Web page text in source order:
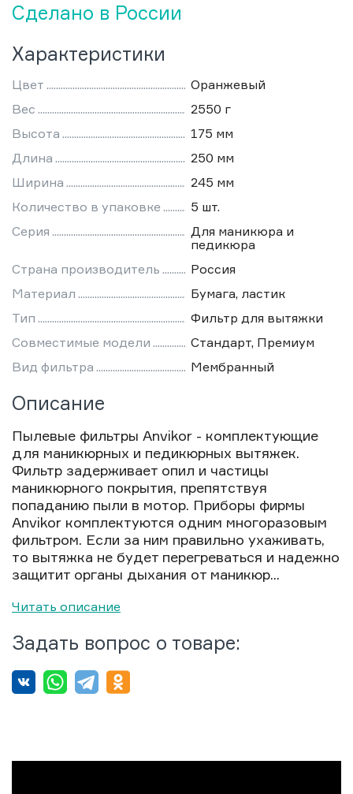
Сделано в России
Характеристики
Цвет
Оранжевый
Вес
2550 г
Высота
175 мм
Длина
250 мм
Ширина
245 мм
Количество в упаковке
5 шт.
Серия
Для маникюра и
педикюра
Страна производитель
Россия
Материал
Бумага, ластик
Тип
Фильтр для вытяжки
Совместимые модели
Стандарт, Премиум
Вид фильтра
Мембранный
Описание
Пылевые фильтры Anvikor - комплектующие
для маникюрных и педикюрных вытяжек.
Фильтр задерживает опил и частицы
маникюрного покрытия, препятствуя
попаданию пыли в мотор. Приборы фирмы
Anvikor комплектуются одним многоразовым
фильтром. Если за ним правильно ухаживать,
то вытяжка не будет перегреваться и надежно
защитит органы дыхания от маникюр...
Читать описание
Задать вопрос о товаре: